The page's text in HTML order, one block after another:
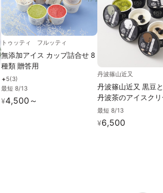
トゥッティ フルッティ
無添加アイス カップ詰合せ 8
種類 贈答用
✦5(3)
最短 8/13
¥4,500 ～
丹波篠山近又
丹波篠山近又 黒豆
丹波茶のアイスク
最短 8/13
¥6,500